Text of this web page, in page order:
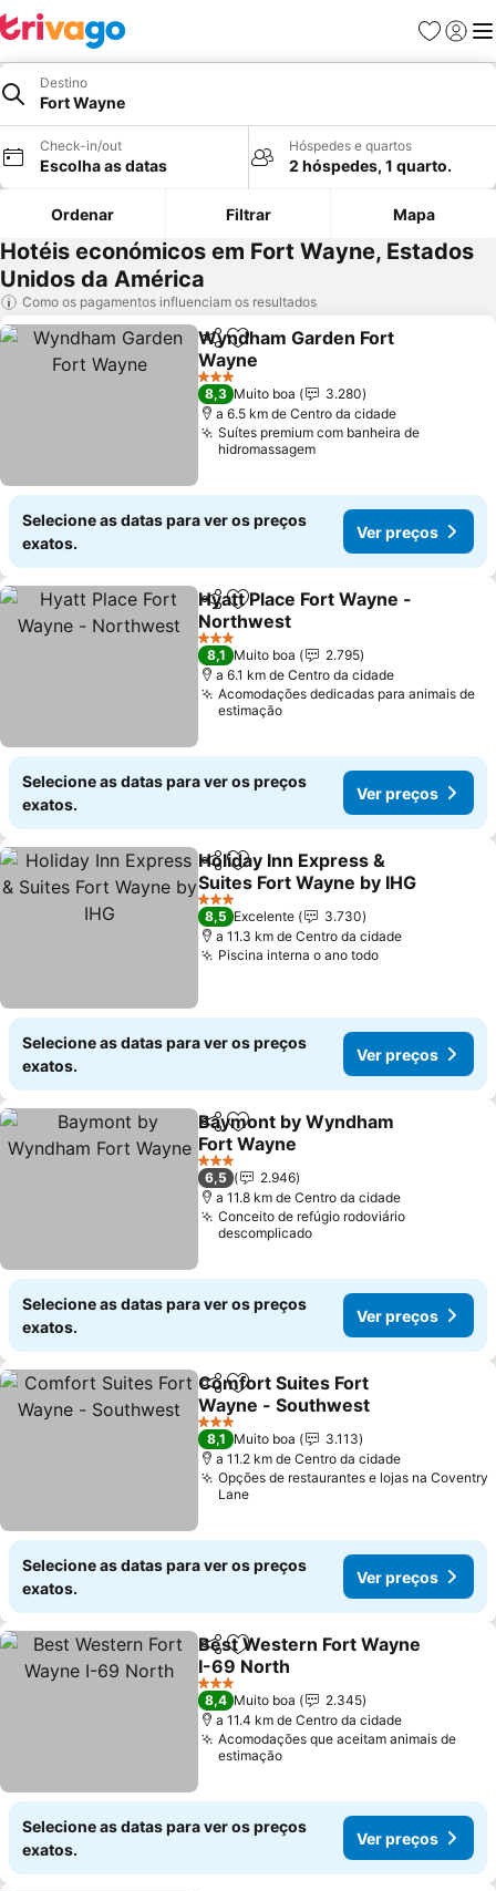
Favoritos
Iniciar
Destino
Fort Wayne
Check-in/out
Escolha as datas
Hóspedes e quartos
2 hóspedes, 1 quarto.
Ordenar Filtrar Mapa
Hotéis económicos em Fort Wayne, Estados
Unidos da América
Como os pagamentos influenciam os resultados
PartilharAdicionar aos favoritos
Wyndham Garden Fort
Wayne
Ver preços
3 Estrelas
8,3 Muito boa
3.280
a 6.5 km de Centro da cidade
Suítes premium com banheira de
hidromassagem
Selecione as datas para ver os preços
exatos.
Ver preços
PartilharAdicionar aos favoritos
Hyatt Place Fort Wayne -
Northwest
Ver preços
3 Estrelas
8,1 Muito boa
2.795
a 6.1 km de Centro da cidade
Acomodações dedicadas para animais de
estimação
Selecione as datas para ver os preços
exatos.
Ver preços
PartilharAdicionar aos favoritos
Holiday Inn Express &
Suites Fort Wayne by IHG
Ver preços
3 Estrelas
8,5 Excelente
3.730
a 11.3 km de Centro da cidade
Piscina interna o ano todoVer preços
Selecione as datas para ver os preços
exatos.
Ver preços
PartilharAdicionar aos favoritos
Baymont by Wyndham
Fort Wayne
Ver preços
3 Estrelas
6,5
2.946
a 11.8 km de Centro da cidade
Conceito de refúgio rodoviário
descomplicado
Selecione as datas para ver os preços
exatos.
Ver preços
PartilharAdicionar aos favoritos
Comfort Suites Fort
Wayne - Southwest
Ver preços
3 Estrelas
8,1 Muito boa
3.113
a 11.2 km de Centro da cidade
Opções de restaurantes e lojas na Coventry
Lane
Selecione as datas para ver os preços
exatos.
Ver preços
PartilharAdicionar aos favoritos
Best Western Fort Wayne
I-69 North
Ver preços
3 Estrelas
8,4 Muito boa
2.345
a 11.4 km de Centro da cidade
Acomodações que aceitam animais de
estimação
Selecione as datas para ver os preços
exatos.
Ver preços